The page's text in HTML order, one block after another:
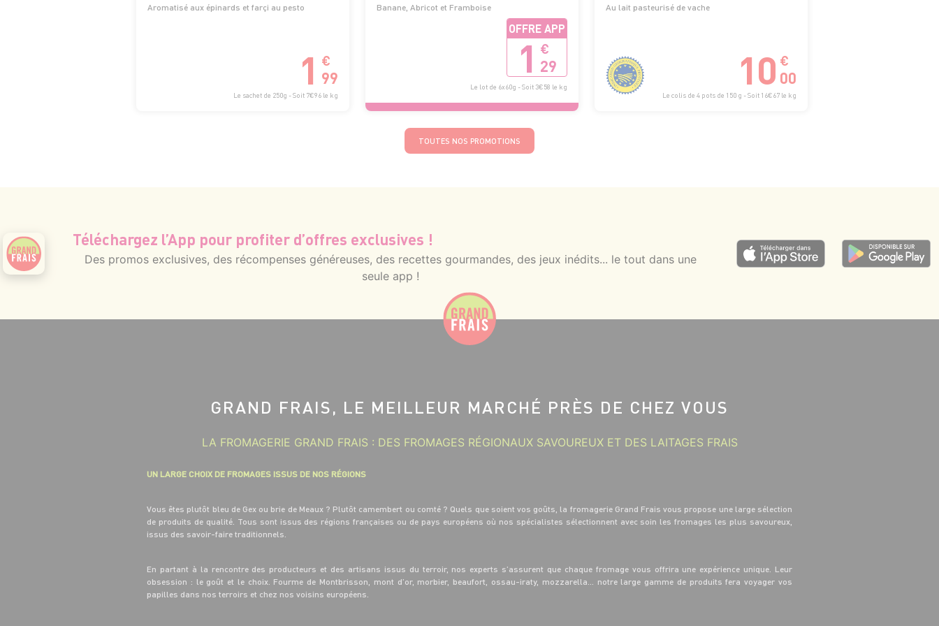
Aromatisé aux épinards et farçi au pesto
1 €
99
Le sachet de 250g - Soit 7€96 le kg
Banane, Abricot et Framboise
OFFRE APP
1 €
29
Le lot de 6x60g - Soit 3€58 le kg
Au lait pasteurisé de vache
10 €
00
Le colis de 4 pots de 150 g - Soit 16€67 le kg
TOUTES NOS PROMOTIONS
Téléchargez l’App pour profiter d’offres exclusives !
Des promos exclusives, des récompenses généreuses, des recettes gourmandes, des jeux inédits... le tout dans une
seule app !
GRAND FRAIS, LE MEILLEUR MARCHÉ PRÈS DE CHEZ VOUS
LA FROMAGERIE GRAND FRAIS : DES FROMAGES RÉGIONAUX SAVOUREUX ET DES LAITAGES FRAIS
UN LARGE CHOIX DE FROMAGES ISSUS DE NOS RÉGIONS
Vous êtes plutôt bleu de Gex ou brie de Meaux ? Plutôt camembert ou comté ? Quels que soient vos goûts, la fromagerie Grand Frais vous propose une large sélection
de produits de qualité. Tous sont issus des régions françaises ou de pays européens où nos spécialistes sélectionnent avec soin les fromages les plus savoureux,
issus des savoir-faire traditionnels.
En partant à la rencontre des producteurs et des artisans issus du terroir, nos experts s’assurent que chaque fromage vous offrira une expérience unique. Leur
obsession : le goût et le choix. Fourme de Montbrisson, mont d’or, morbier, beaufort, ossau-iraty, mozzarella… notre large gamme de produits fera voyager vos
papilles dans nos terroirs et chez nos voisins européens.